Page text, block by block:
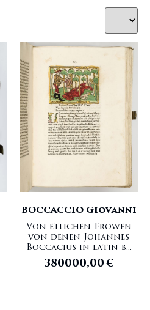
BOCCACCIO Giovanni
Von etlichen Frowen
von denen Johannes
Boccacius in latin b...
380000,00€